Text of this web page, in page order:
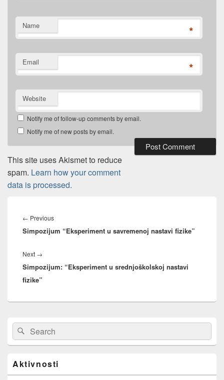
Name *
Email *
Website
Notify me of follow-up comments by email.
Notify me of new posts by email.
This site uses Akismet to reduce
spam. Learn how your comment
data is processed.
navigation
← PreviousPrevious
post:
Simpozijum “Eksperiment u savremenoj nastavi fizike”
Next →
post:
Simpozijum: “Eksperiment u srednjoškolskoj nastavi
fizike”
Primary
Sidebar
Widget
Area
Search
for:
Search
Aktivnosti